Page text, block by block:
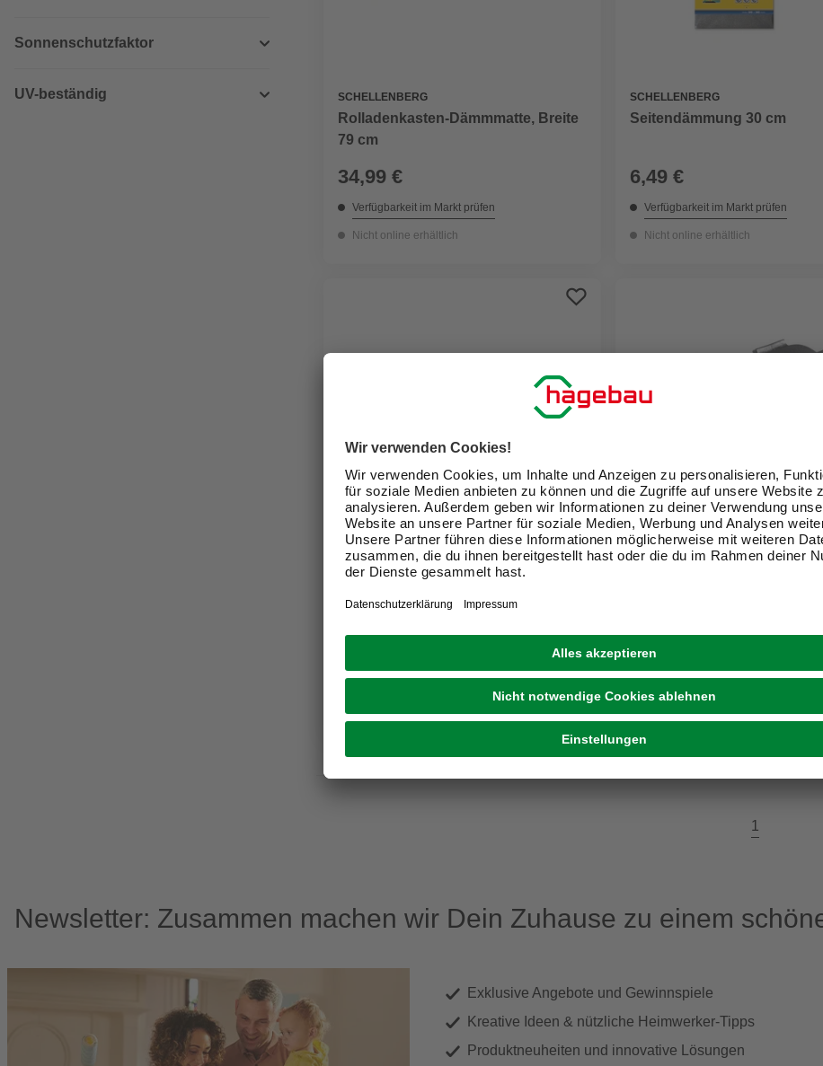
Sonnenschutzfaktor
UV-beständig SCHELLENBERG
Rolladenkasten-Dämmmatte, Breite
79 cm
34,99 €
Verfügbarkeit im Markt prüfen
Nicht online erhältlich
SCHELLENBERG
Seitendämmung 30 cm
6,49 €
Verfügbarkeit im Markt prüfen
Nicht online erhältlich
SCHELLENBERG
Online ausverkauft
10,99 €
Nicht online erhältlich
1
Newsletter: Zusammen machen wir Dein Zuhause zu einem
Exklusive Angebote und Gewinnspiele
Kreative Ideen & nützliche Heimwerker-Tipps
Produktneuheiten und innovative Lösungen